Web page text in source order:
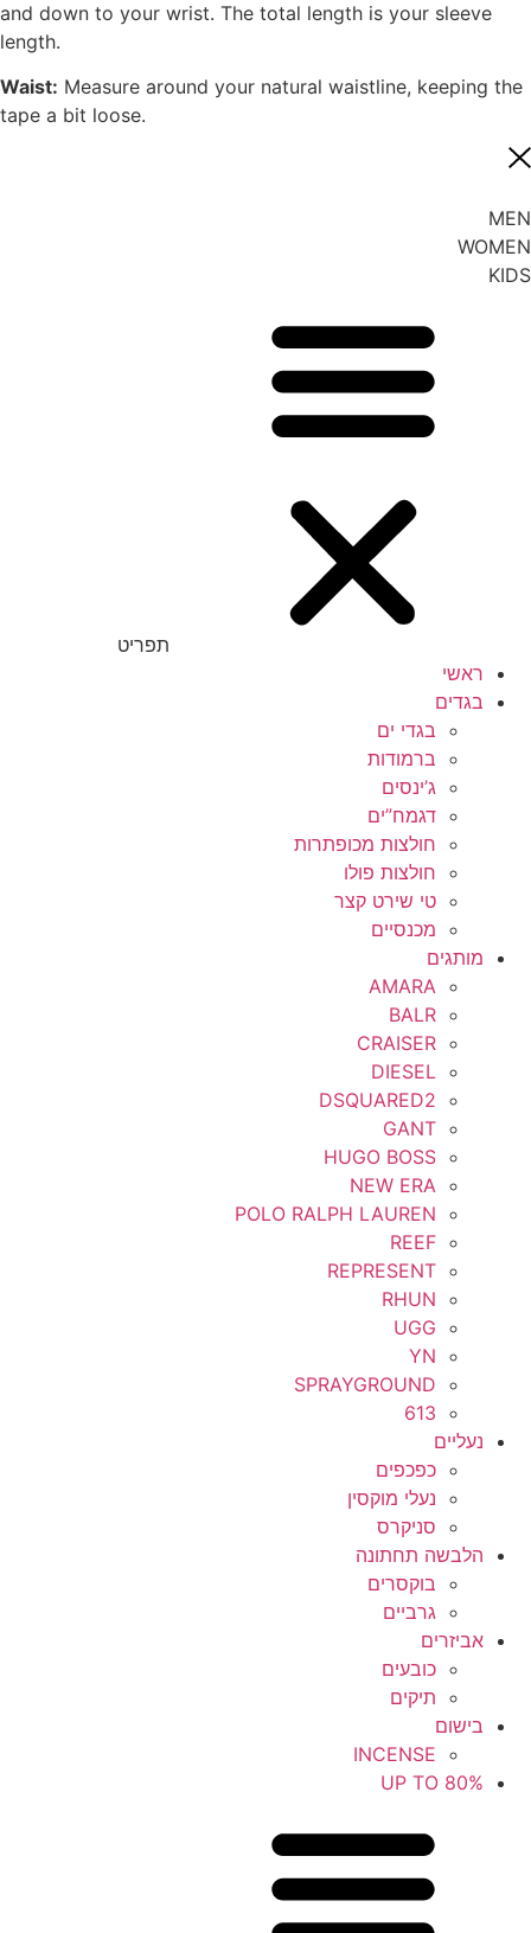
and down to your wrist. The total length is your sleeve
length.
Waist: Measure around your natural waistline, keeping the
tape a bit loose.
MEN
WOMEN
KIDS
תפריט
ראשי
בגדים
בגדי ים
ברמודות
ג’ינסים
דגמח”ים
חולצות מכופתרות
חולצות פולו
טי שירט קצר
מכנסיים
מותגים
AMARA
BALR
CRAISER
DIESEL
DSQUARED2
GANT
HUGO BOSS
NEW ERA
POLO RALPH LAUREN
REEF
REPRESENT
RHUN
UGG
YN
SPRAYGROUND
613
נעליים
כפכפים
נעלי מוקסין
סניקרס
הלבשה תחתונה
בוקסרים
גרביים
אביזרים
כובעים
תיקים
בישום
INCENSE
UP TO 80%